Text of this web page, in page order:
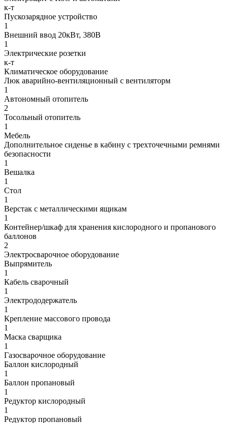
к-т
Пускозарядное устройство
1
Внешний ввод 20кВт, 380В
1
Электрические розетки
к-т
Климатическое оборудование
Люк аварийно-вентиляционный с вентиляторм
1
Автономный отопитель
2
Тосольный отопитель
1
Мебель
Дополнительное сиденье в кабину с трехточечными ремнями
безопасности
1
Вешалка
1
Стол
1
Верстак с металлическими ящикам
1
Контейнер/шкаф для хранения кислородного и пропанового
баллонов
2
Электросварочное оборудование
Выпрямитель
1
Кабель сварочный
1
Электрододержатель
1
Крепление массового провода
1
Маска сварщика
1
Газосварочное оборудование
Баллон кислородный
1
Баллон пропановый
1
Редуктор кислородный
1
Редуктор пропановый